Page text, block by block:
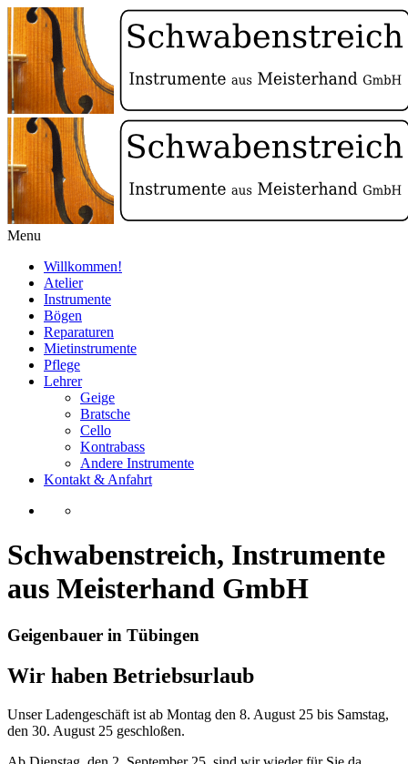
Menu
Willkommen!
Atelier
Instrumente
Bögen
Reparaturen
Mietinstrumente
Pflege
Lehrer
Geige
Bratsche
Cello
Kontrabass
Andere Instrumente
Kontakt & Anfahrt
Schwabenstreich, Instrumente
aus Meisterhand GmbH
Geigenbauer in Tübingen
Wir haben Betriebsurlaub
Unser Ladengeschäft ist ab Montag den 8. August 25 bis Samstag,
den 30. August 25 geschloßen.